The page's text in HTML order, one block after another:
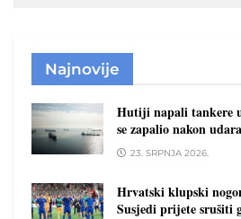
Najnovije
Hutiji napali tankere
se zapalio nakon
23. SRPNJA 2026.
Hrvatski klupski
Susjedi prijete srušiti